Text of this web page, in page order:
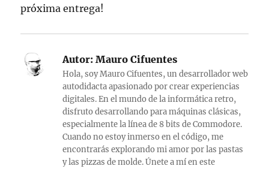
próxima entrega!
Autor: Mauro Cifuentes
Hola, soy Mauro Cifuentes, un desarrollador web
autodidacta apasionado por crear experiencias
digitales. En el mundo de la informática retro,
disfruto desarrollando para máquinas clásicas,
especialmente la línea de 8 bits de Commodore.
Cuando no estoy inmerso en el código, me
encontrarás explorando mi amor por las pastas
y las pizzas de molde. Únete a mí en este